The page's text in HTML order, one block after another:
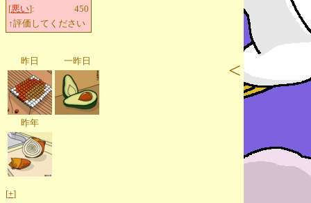
[悪い]:
450
↑評価してください
昨日 一昨日
昨年
[+]
<